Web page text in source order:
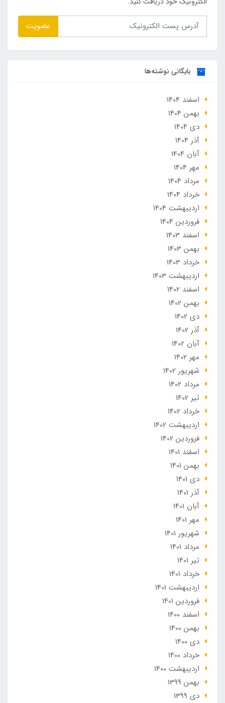
عضویت
بایگانی نوشته‌ها
اسفند 1404
بهمن 1404
دی 1404
آذر 1404
آبان 1404
مهر 1404
مرداد 1404
خرداد 1404
ارديبهشت 1404
فروردین 1404
اسفند 1403
بهمن 1403
خرداد 1403
ارديبهشت 1403
اسفند 1402
بهمن 1402
دی 1402
آذر 1402
آبان 1402
مهر 1402
شهریور 1402
مرداد 1402
تير 1402
خرداد 1402
ارديبهشت 1402
فروردین 1402
اسفند 1401
بهمن 1401
دی 1401
آذر 1401
آبان 1401
مهر 1401
شهریور 1401
مرداد 1401
تير 1401
خرداد 1401
ارديبهشت 1401
فروردین 1401
اسفند 1400
بهمن 1400
دی 1400
خرداد 1400
ارديبهشت 1400
بهمن 1399
دی 1399